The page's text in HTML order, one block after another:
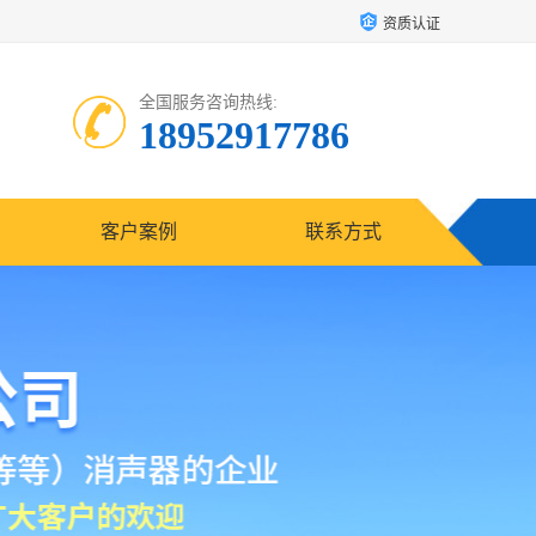
资质认证
全国服务咨询热线:
18952917786
客户案例 联系方式